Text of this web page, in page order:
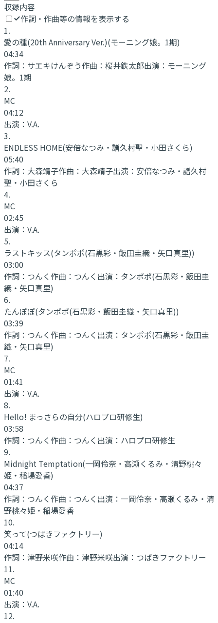
収録内容
作詞・作曲等の情報を表示する
1.
愛の種(20th Anniversary Ver.)(モーニング娘。1期)
04:34
作詞： サエキけんぞう作曲： 桜井鉄太郎出演： モーニング
娘。1期
2.
MC
04:12
出演： V.A.
3.
ENDLESS HOME(安倍なつみ・譜久村聖・小田さくら)
05:40
作詞： 大森靖子作曲： 大森靖子出演： 安倍なつみ・譜久村
聖・小田さくら
4.
MC
02:45
出演： V.A.
5.
ラストキッス(タンポポ(石黒彩・飯田圭織・矢口真里))
03:00
作詞： つんく作曲： つんく 出演： タンポポ(石黒彩・飯田圭
織・矢口真里)
6.
たんぽぽ(タンポポ(石黒彩・飯田圭織・矢口真里))
03:39
作詞： つんく作曲： つんく 出演： タンポポ(石黒彩・飯田圭
織・矢口真里)
7.
MC
01:41
出演： V.A.
8.
Hello! まっさらの自分(ハロプロ研修生)
03:58
作詞： つんく作曲： つんく 出演： ハロプロ研修生
9.
Midnight Temptation(一岡伶奈・高瀬くるみ・清野桃々
姫・稲場愛香)
04:37
作詞： つんく作曲： つんく 出演： 一岡伶奈・高瀬くるみ・清
野桃々姫・稲場愛香
10.
笑って(つばきファクトリー)
04:14
作詞： 津野米咲作曲： 津野米咲出演： つばきファクトリー
11.
MC
01:40
出演： V.A.
12.